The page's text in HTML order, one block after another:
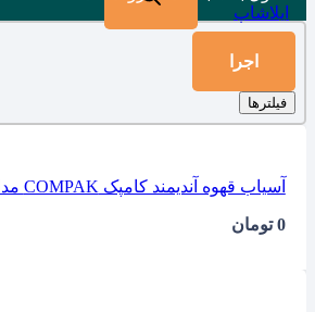
اجرا
فیلترها
آسیاب قهوه آندیمند کامپک COMPAK مدل k3
0 تومان